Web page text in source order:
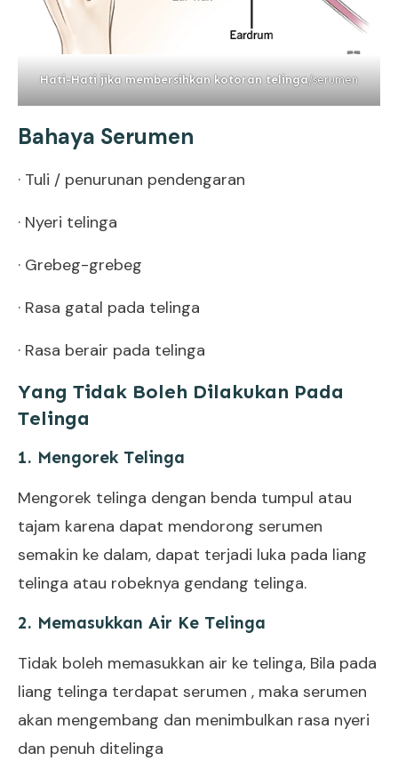
Hati-Hati jika membersihkan kotoran telinga/serumen
Bahaya Serumen
· Tuli / penurunan pendengaran
· Nyeri telinga
· Grebeg-grebeg
· Rasa gatal pada telinga
· Rasa berair pada telinga
Yang Tidak Boleh Dilakukan Pada
Telinga
1. Mengorek Telinga
Mengorek telinga dengan benda tumpul atau
tajam karena dapat mendorong serumen
semakin ke dalam, dapat terjadi luka pada liang
telinga atau robeknya gendang telinga.
2. Memasukkan Air Ke Telinga
Tidak boleh memasukkan air ke telinga, Bila pada
liang telinga terdapat serumen , maka serumen
akan mengembang dan menimbulkan rasa nyeri
dan penuh ditelinga